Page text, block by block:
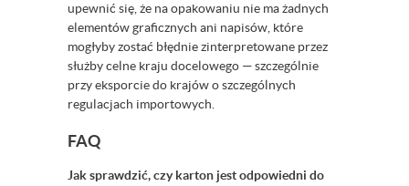
upewnić się, że na opakowaniu nie ma żadnych
elementów graficznych ani napisów, które
mogłyby zostać błędnie zinterpretowane przez
służby celne kraju docelowego — szczególnie
przy eksporcie do krajów o szczególnych
regulacjach importowych.
FAQ
Jak sprawdzić, czy karton jest odpowiedni do